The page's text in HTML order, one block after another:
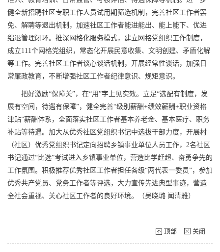
健全新招聘社区专职工作人员试用期筛选机制，完善社区工作者罢
免、解聘等退出机制，加速社区工作者能进能出、能上能下、优进
绌退管理闭环。推深网格化服务模式，建立网格党组织工作制度，
成立111个网格党组织，常态化开展民意收集、文明创建、矛盾化解
等工作。完善社区工作者谈心谈话机制，开展经常性谈话，加强日
常廉政教育，不断增强社区工作者纪律意识、规矩意识。
把好激励“保障关”，在“用”字上见实效。立足“选配有制度，发
展有空间，待遇有保障”，健全完善“级别薪酬+绩效薪酬+职业资格
津贴”薪酬体系，全面落实社区工作者基本养老金、基本医疗、职务
补贴等待遇。加大从优秀社区党组织书记中选拔干部力度，开展村
（社区）优秀党组织书记定向招聘乡镇事业单位人员工作，2名社区
书记通过“比选”考试进入乡镇事业单位，营造比学赶超、奋勇争先的
工作氛围。积极推荐优秀社区工作者担任各级“两代表一委员”，参加
优秀共产党员、党务工作者等评选，大力宣传先进典型事迹，营造
全社会重视、关心社区工作者的良好环境。（吴晓璐 闻清雅）
顶部 关闭